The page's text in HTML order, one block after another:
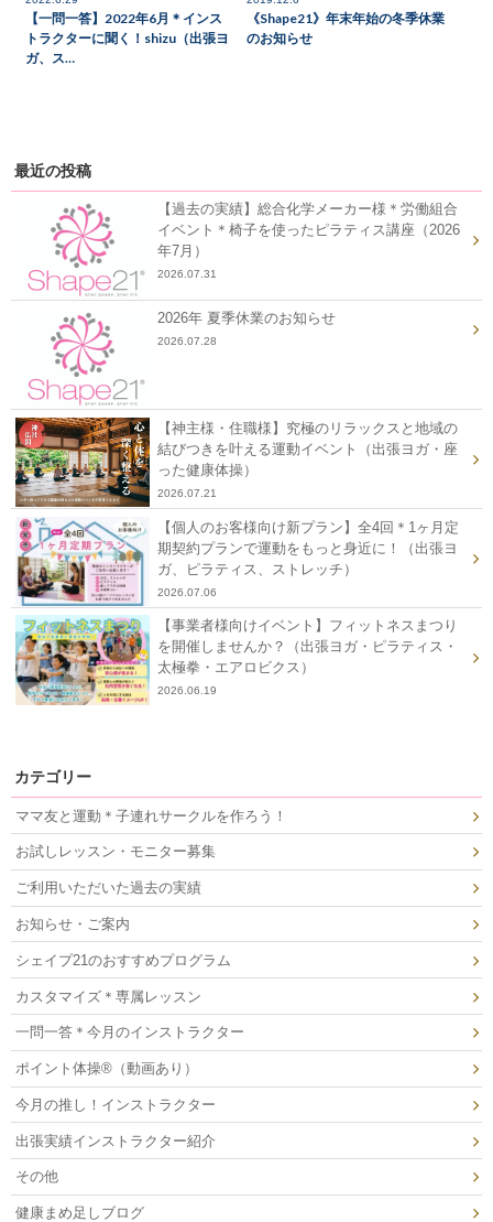
【一問一答】2022年6月＊インス
トラクターに聞く！shizu（出張ヨ
ガ、ス…
《Shape21》年末年始の冬季休業
のお知らせ
最近の投稿
【過去の実績】総合化学メーカー様＊労働組合
イベント＊椅子を使ったピラティス講座（2026
年7月）
2026.07.31
2026年 夏季休業のお知らせ
2026.07.28
【神主様・住職様】究極のリラックスと地域の
結びつきを叶える運動イベント（出張ヨガ・座
った健康体操）
2026.07.21
【個人のお客様向け新プラン】全4回＊1ヶ月定
期契約プランで運動をもっと身近に！（出張ヨ
ガ、ピラティス、ストレッチ）
2026.07.06
【事業者様向けイベント】フィットネスまつり
を開催しませんか？（出張ヨガ・ピラティス・
太極拳・エアロビクス）
2026.06.19
カテゴリー
ママ友と運動＊子連れサークルを作ろう！
お試しレッスン・モニター募集
ご利用いただいた過去の実績
お知らせ・ご案内
シェイプ21のおすすめプログラム
カスタマイズ＊専属レッスン
一問一答＊今月のインストラクター
ポイント体操®（動画あり）
今月の推し！インストラクター
出張実績インストラクター紹介
その他
健康まめ足しブログ